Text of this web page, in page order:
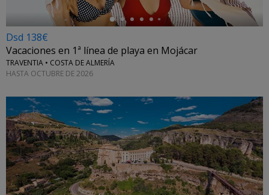
Dsd 138€
Vacaciones en 1ª línea de playa en Mojácar
TRAVENTIA • COSTA DE ALMERÍA
HASTA OCTUBRE DE 2026
←